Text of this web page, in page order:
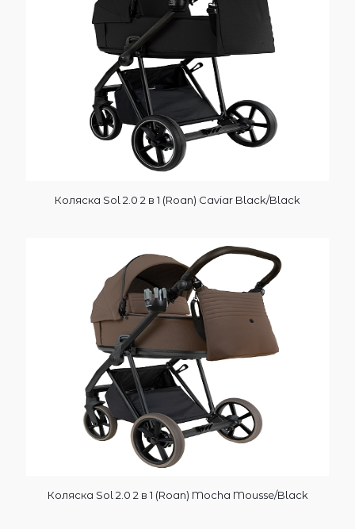
Коляска Sol 2.0 2 в 1 (Roan) Caviar Black/Black
Коляска Sol 2.0 2 в 1 (Roan) Mocha Mousse/Black